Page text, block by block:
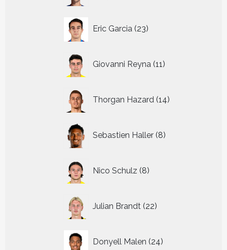
Eric Garcia 23
producten
Giovanni Reyna 11
producten
Thorgan Hazard 14
producten
Sebastien Haller 8
producten
Nico Schulz 8
producten
Julian Brandt 22
producten
Donyell Malen 24
producten